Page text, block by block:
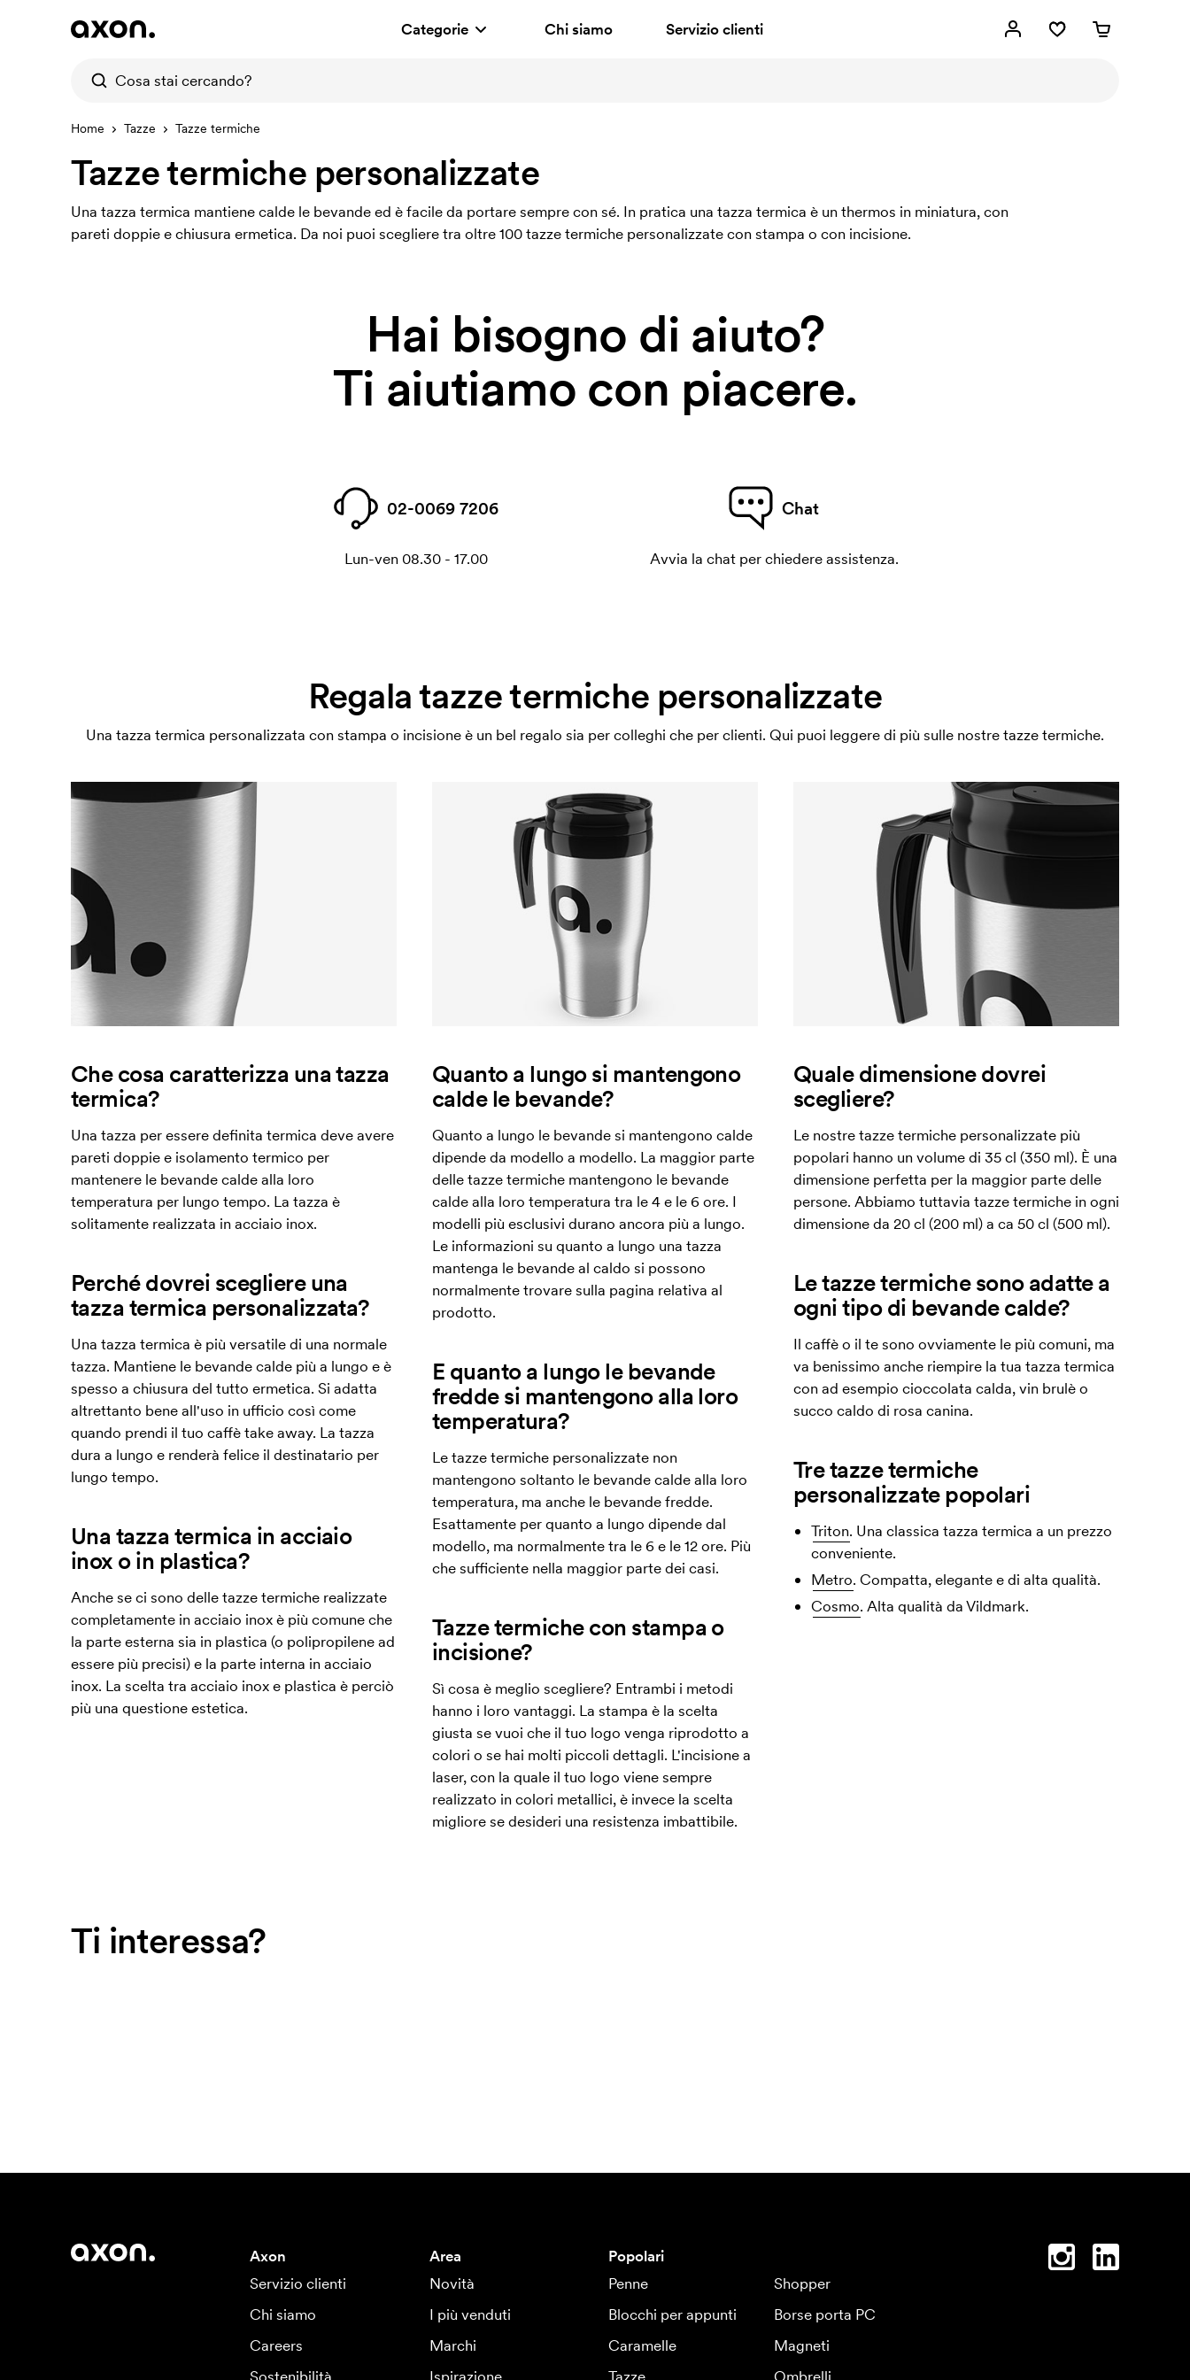
Categorie Chi siamo Servizio clienti
Home Tazze Tazze termiche
Tazze termiche personalizzate
Una tazza termica mantiene calde le bevande ed è facile da portare sempre con sé. In pratica una tazza termica è un thermos in miniatura, con
pareti doppie e chiusura ermetica. Da noi puoi scegliere tra oltre 100 tazze termiche personalizzate con stampa o con incisione.
Hai bisogno di aiuto?
Ti aiutiamo con piacere.
02-0069 7206
Lun-ven 08.30 - 17.00
Chat
Avvia la chat per chiedere assistenza.
Regala tazze termiche personalizzate
Una tazza termica personalizzata con stampa o incisione è un bel regalo sia per colleghi che per clienti. Qui puoi leggere di più sulle nostre tazze termiche.
Che cosa caratterizza una tazza
termica?
Una tazza per essere definita termica deve avere
pareti doppie e isolamento termico per
mantenere le bevande calde alla loro
temperatura per lungo tempo. La tazza è
solitamente realizzata in acciaio inox.
Perché dovrei scegliere una
tazza termica personalizzata?
Una tazza termica è più versatile di una normale
tazza. Mantiene le bevande calde più a lungo e è
spesso a chiusura del tutto ermetica. Si adatta
altrettanto bene all'uso in ufficio così come
quando prendi il tuo caffè take away. La tazza
dura a lungo e renderà felice il destinatario per
lungo tempo.
Una tazza termica in acciaio
inox o in plastica?
Anche se ci sono delle tazze termiche realizzate
completamente in acciaio inox è più comune che
la parte esterna sia in plastica (o polipropilene ad
essere più precisi) e la parte interna in acciaio
inox. La scelta tra acciaio inox e plastica è perciò
più una questione estetica.
Quanto a lungo si mantengono
calde le bevande?
Quanto a lungo le bevande si mantengono calde
dipende da modello a modello. La maggior parte
delle tazze termiche mantengono le bevande
calde alla loro temperatura tra le 4 e le 6 ore. I
modelli più esclusivi durano ancora più a lungo.
Le informazioni su quanto a lungo una tazza
mantenga le bevande al caldo si possono
normalmente trovare sulla pagina relativa al
prodotto.
E quanto a lungo le bevande
fredde si mantengono alla loro
temperatura?
Le tazze termiche personalizzate non
mantengono soltanto le bevande calde alla loro
temperatura, ma anche le bevande fredde.
Esattamente per quanto a lungo dipende dal
modello, ma normalmente tra le 6 e le 12 ore. Più
che sufficiente nella maggior parte dei casi.
Tazze termiche con stampa o
incisione?
Sì cosa è meglio scegliere? Entrambi i metodi
hanno i loro vantaggi. La stampa è la scelta
giusta se vuoi che il tuo logo venga riprodotto a
colori o se hai molti piccoli dettagli. L'incisione a
laser, con la quale il tuo logo viene sempre
realizzato in colori metallici, è invece la scelta
migliore se desideri una resistenza imbattibile.
Quale dimensione dovrei
scegliere?
Le nostre tazze termiche personalizzate più
popolari hanno un volume di 35 cl (350 ml). È una
dimensione perfetta per la maggior parte delle
persone. Abbiamo tuttavia tazze termiche in ogni
dimensione da 20 cl (200 ml) a ca 50 cl (500 ml).
Le tazze termiche sono adatte a
ogni tipo di bevande calde?
Il caffè o il te sono ovviamente le più comuni, ma
va benissimo anche riempire la tua tazza termica
con ad esempio cioccolata calda, vin brulè o
succo caldo di rosa canina.
Tre tazze termiche
personalizzate popolari
Triton. Una classica tazza termica a un prezzo
conveniente.
Metro. Compatta, elegante e di alta qualità.
Cosmo. Alta qualità da Vildmark.
Ti interessa?
Axon
Servizio clienti
Chi siamo
Careers
Area
Novità
I più venduti
Marchi
Popolari
Penne
Shopper
Blocchi per appunti
Borse porta PC
Caramelle
Magneti